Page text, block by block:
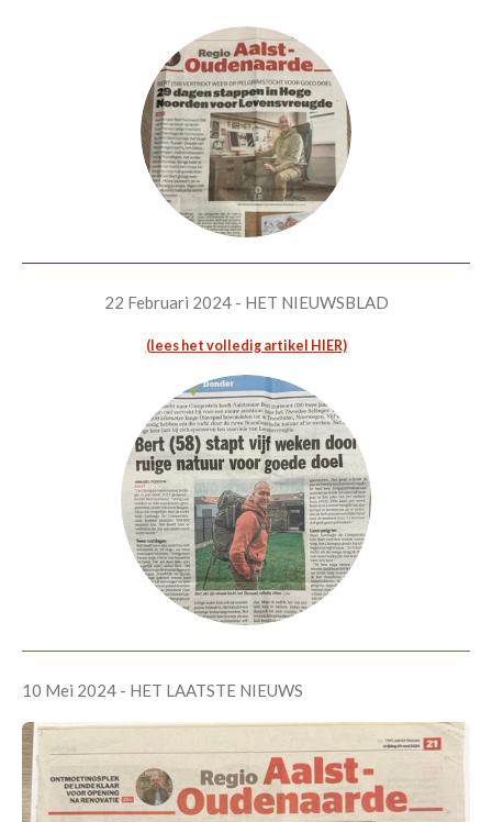
22 Februari 2024 - HET NIEUWSBLAD
(lees het volledig artikel HIER)
10 Mei 2024 - HET LAATSTE NIEUWS